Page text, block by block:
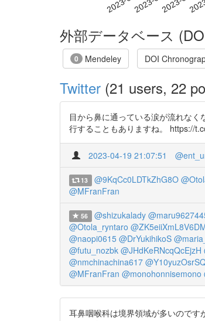
外部データベース
0 Mendeley DOI
Twitter (21 users, 22
目から鼻に通っている涙が流れな
行することもありますね。 https://
2023-04-19 21:07:51
13 @9KqCc0LDTkZhG8O
@MFranFran
56 @shizukalady
@Otola_ryntaro
@naopi0615 @DrYukihikoS
@futu_nozbk @JHdKeRNcqQcEjzH
@nmchinachina617
@MFranFran @monohonnisemono
耳鼻咽喉科は境界領域が多いので